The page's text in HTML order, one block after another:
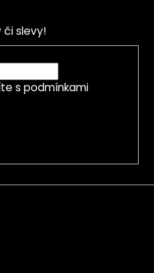
či slevy!
s podmínkami